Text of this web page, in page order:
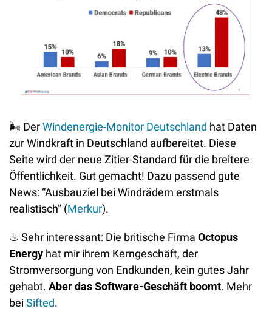
🌬 Der Windenergie-Monitor Deutschland hat Daten
zur Windkraft in Deutschland aufbereitet. Diese
Seite wird der neue Zitier-Standard für die breitere
Öffentlichkeit. Gut gemacht! Dazu passend gute
News: “Ausbauziel bei Windrädern erstmals
realistisch” (Merkur).
♨ Sehr interessant: Die britische Firma Octopus
Energy hat mir ihrem Kerngeschäft, der
Stromversorgung von Endkunden, kein gutes Jahr
gehabt. Aber das Software-Geschäft boomt. Mehr
bei Sifted.